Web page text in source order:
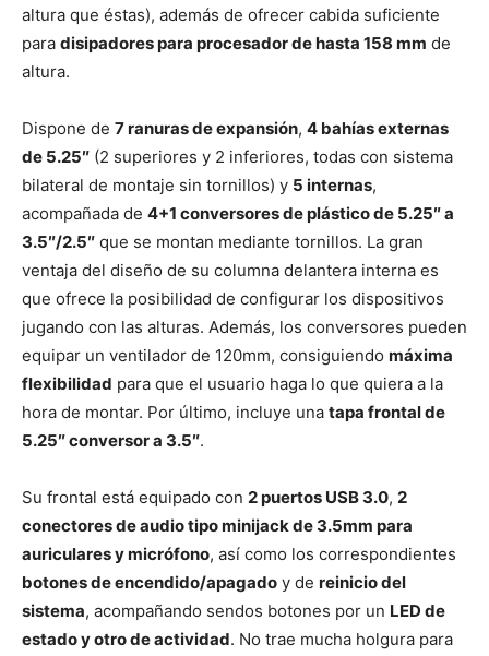
altura que éstas), además de ofrecer cabida suficiente
para disipadores para procesador de hasta 158 mm de
altura.
Dispone de 7 ranuras de expansión, 4 bahías externas
de 5.25″ (2 superiores y 2 inferiores, todas con sistema
bilateral de montaje sin tornillos) y 5 internas,
acompañada de 4+1 conversores de plástico de 5.25″ a
3.5″/2.5″ que se montan mediante tornillos. La gran
ventaja del diseño de su columna delantera interna es
que ofrece la posibilidad de configurar los dispositivos
jugando con las alturas. Además, los conversores pueden
equipar un ventilador de 120mm, consiguiendo máxima
flexibilidad para que el usuario haga lo que quiera a la
hora de montar. Por último, incluye una tapa frontal de
5.25″ conversor a 3.5″.
Su frontal está equipado con 2 puertos USB 3.0, 2
conectores de audio tipo minijack de 3.5mm para
auriculares y micrófono, así como los correspondientes
botones de encendido/apagado y de reinicio del
sistema, acompañando sendos botones por un LED de
estado y otro de actividad. No trae mucha holgura para